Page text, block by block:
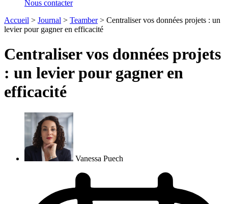
Nous contacter
Accueil > Journal > Teamber> Centraliser vos données projets : un
levier pour gagner en efficacité
Centraliser vos données projets
: un levier pour gagner en
efficacité
Vanessa Puech